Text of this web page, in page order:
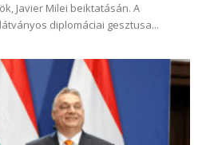
Javier Milei beiktatásán. A
diplomáciai gesztusa...